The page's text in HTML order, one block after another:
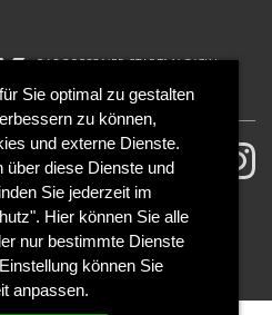
Sie optimal zu gestalten
zu können,
und externe Dienste.
über diese Dienste und
Sie jederzeit im
Hier können Sie alle
nur bestimmte Dienste
können Sie
anpassen.